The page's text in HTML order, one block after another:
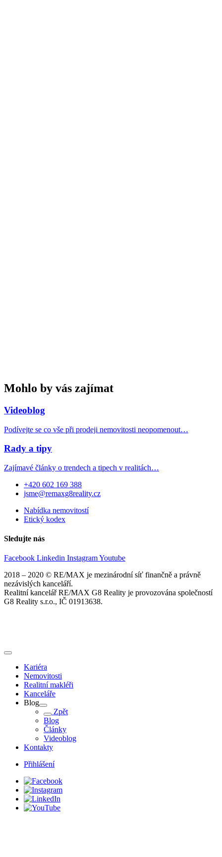
Mohlo by vás zajímat
Videoblog
Podívejte se co vše při prodeji nemovitosti neopomenout…
Rady a tipy
Zajímavé články o trendech a tipech v realitách…
+420 602 169 388
jsme@remaxg8reality.cz
Nabídka nemovitostí
Etický kodex
Sledujte nás
Facebook Linkedin InstagramYoutube
2018 – 2020 © RE/MAX je mezinárodní síť finančně a právně
nezávislých kanceláří.
Realitní kancelář RE/MAX G8 Reality je provozována společností
G8 Reality s.r.o., IČ 01913638.
Kariéra
Nemovitosti
Realitní makléři
Kanceláře
Blog
Zpět
Blog
Články
Videoblog
Kontakty
Přihlášení